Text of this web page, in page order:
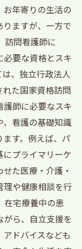
年寄りの生活の
ますが、一方で
訪問看護師に
要な資格とスキ
、独立行政法人
た国家資格訪問
護師に必要なスキ
、看護の基礎知識
す。例えば、パ
にプライマリーケ
た医療・介護・
理や健康相談を行
在宅療養中の患
ら、自立支援を
ドバイスなども